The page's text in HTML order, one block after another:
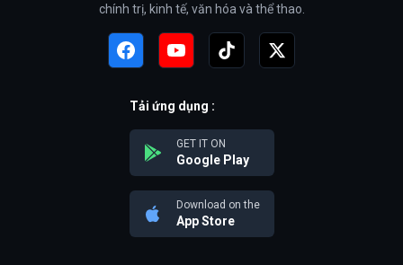
chính trị, kinh tế, văn hóa và thể thao.
Tải ứng dụng :
GET IT ON
Google Play
Download on the
App Store